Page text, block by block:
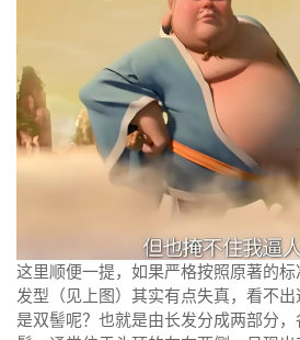
这里顺便一提，如果严格按照原著的
发型（见上图）其实有点失真，看不
是双髻呢？也就是由长发分成两部分